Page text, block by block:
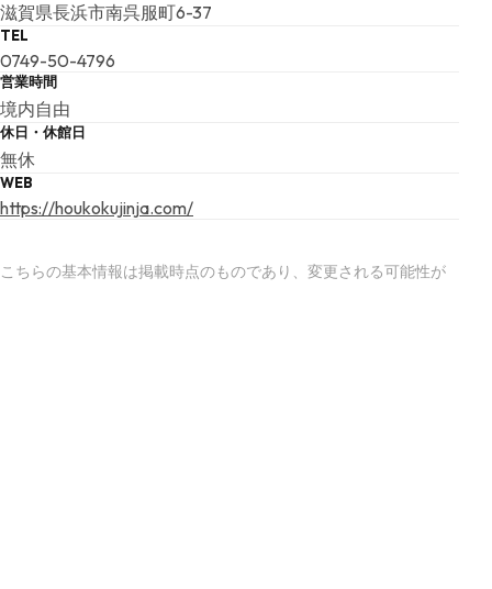
滋賀県長浜市南呉服町6-37
TEL
0749-50-4796
営業時間
境内自由
休日・休館日
無休
WEB
https://houkokujinja.com/
こちらの基本情報は掲載時点のものであり、変更される可能性が